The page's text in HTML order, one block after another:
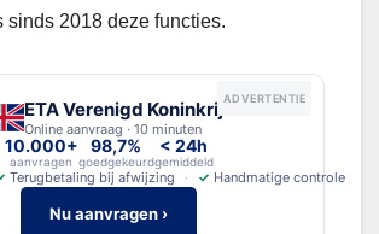
sinds 2018 deze functies.
ADVERTENTIE
ETA Verenigd Koninkrijk
Online aanvraag · 10 minuten
10.000+
aanvragen
98,7%
goedgekeurd
< 24h
gemiddeld
Terugbetaling bij afwijzing ✓ Handmatige controle
Nu aanvragen ›